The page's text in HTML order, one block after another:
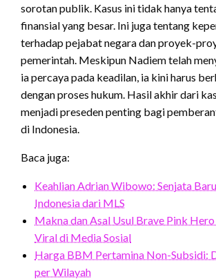
sorotan publik. Kasus ini tidak hanya
finansial yang besar. Ini juga tentang
terhadap pejabat negara dan proyek-
pemerintah. Meskipun Nadiem telah
ia percaya pada keadilan, ia kini harus
dengan proses hukum. Hasil akhir dari
menjadi preseden penting bagi
di Indonesia.
Baca juga:
Keahlian Adrian Wibowo: Senjata
Indonesia dari MLS
Makna dan Asal Usul Brave Pink
Viral di Media Sosial
Harga BBM Pertamina Non-Subsidi:
per Wilayah